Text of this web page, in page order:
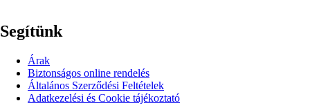
Segítünk
Árak
Biztonságos online rendelés
Általános Szerződési Feltételek
Adatkezelési és Cookie tájékoztató